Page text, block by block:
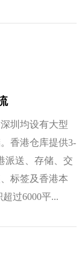
圳均设有大型
香港仓库提供3-
派送、存储、交
标签及香港本
过6000平...